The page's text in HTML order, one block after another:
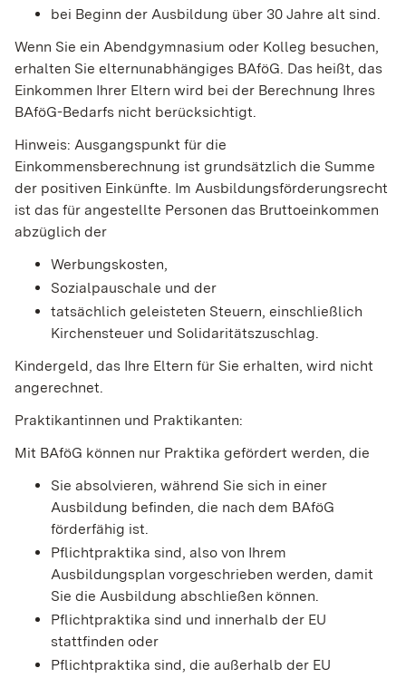
bei Beginn der Ausbildung über 30 Jahre alt sind.
Wenn Sie ein Abendgymnasium oder Kolleg besuchen,
erhalten Sie elternunabhängiges BAföG. Das heißt, das
Einkommen Ihrer Eltern wird bei der Berechnung Ihres
BAföG-Bedarfs nicht berücksichtigt.
Hinweis: Ausgangspunkt für die
Einkommensberechnung ist grundsätzlich die Summe
der positiven Einkünfte. Im Ausbildungsförderungsrecht
ist das für angestellte Personen das Bruttoeinkommen
abzüglich der
Werbungskosten,
Sozialpauschale und der
tatsächlich geleisteten Steuern, einschließlich
Kirchensteuer und Solidaritätszuschlag.
Kindergeld, das Ihre Eltern für Sie erhalten, wird nicht
angerechnet.
Praktikantinnen und Praktikanten:
Mit BAföG können nur Praktika gefördert werden, die
Sie absolvieren, während Sie sich in einer
Ausbildung befinden, die nach dem BAföG
förderfähig ist.
Pflichtpraktika sind, also von Ihrem
Ausbildungsplan vorgeschrieben werden, damit
Sie die Ausbildung abschließen können.
Pflichtpraktika sind und innerhalb der EU
stattfinden oder
Pflichtpraktika sind, die außerhalb der EU